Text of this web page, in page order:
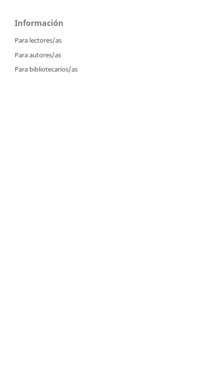
Información
Para lectores/as
Para autores/as
Para bibliotecarios/as